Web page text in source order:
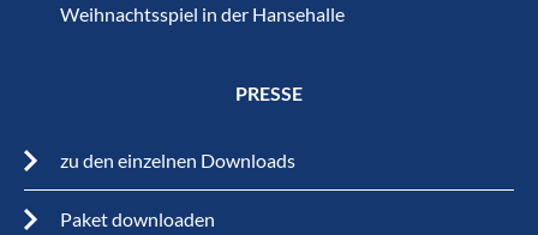
Weihnachtsspiel in der Hansehalle
PRESSE
zu den einzelnen Downloads
Paket downloaden